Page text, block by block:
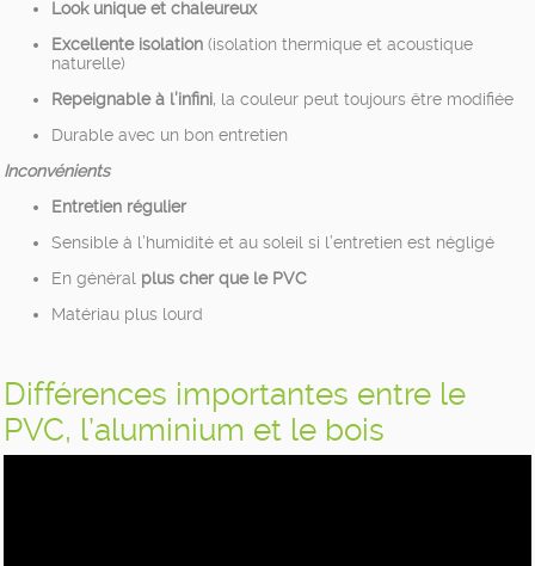
Look unique et chaleureux
Excellente isolation (isolation thermique et acoustique
naturelle)
Repeignable à l’infini, la couleur peut toujours être modifiée
Durable avec un bon entretien
Inconvénients
Entretien régulier
Sensible à l’humidité et au soleil si l’entretien est négligé
En général plus cher que le PVC
Matériau plus lourd
Différences importantes entre le
PVC, l’aluminium et le bois